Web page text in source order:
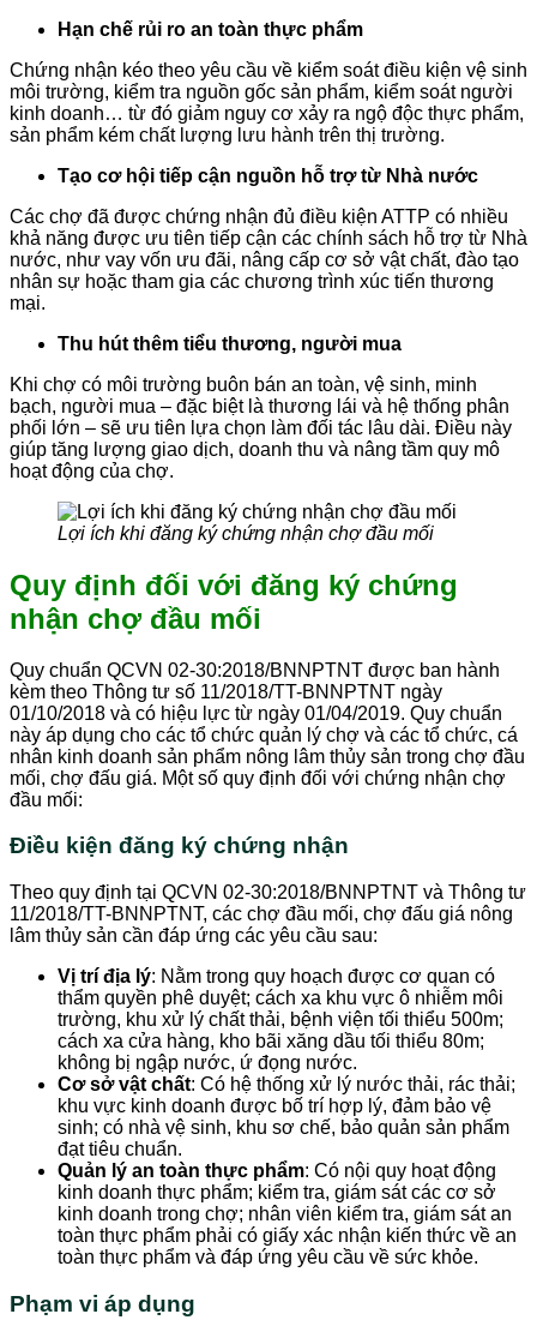
Hạn chế rủi ro an toàn thực phẩm
Chứng nhận kéo theo yêu cầu về kiểm soát điều kiện vệ sinh
môi trường, kiểm tra nguồn gốc sản phẩm, kiểm soát người
kinh doanh… từ đó giảm nguy cơ xảy ra ngộ độc thực phẩm,
sản phẩm kém chất lượng lưu hành trên thị trường.
Tạo cơ hội tiếp cận nguồn hỗ trợ từ Nhà nước
Các chợ đã được chứng nhận đủ điều kiện ATTP có nhiều
khả năng được ưu tiên tiếp cận các chính sách hỗ trợ từ Nhà
nước, như vay vốn ưu đãi, nâng cấp cơ sở vật chất, đào tạo
nhân sự hoặc tham gia các chương trình xúc tiến thương
mại.
Thu hút thêm tiểu thương, người mua
Khi chợ có môi trường buôn bán an toàn, vệ sinh, minh
bạch, người mua – đặc biệt là thương lái và hệ thống phân
phối lớn – sẽ ưu tiên lựa chọn làm đối tác lâu dài. Điều này
giúp tăng lượng giao dịch, doanh thu và nâng tầm quy mô
hoạt động của chợ.
Lợi ích khi đăng ký chứng nhận chợ đầu mối
Quy định đối với đăng ký chứng
nhận chợ đầu mối
Quy chuẩn QCVN 02-30:2018/BNNPTNT được ban hành
kèm theo Thông tư số 11/2018/TT-BNNPTNT ngày
01/10/2018 và có hiệu lực từ ngày 01/04/2019. Quy chuẩn
này áp dụng cho các tổ chức quản lý chợ và các tổ chức, cá
nhân kinh doanh sản phẩm nông lâm thủy sản trong chợ đầu
mối, chợ đấu giá. Một số quy định đối với chứng nhận chợ
đầu mối:
Điều kiện đăng ký chứng nhận
Theo quy định tại QCVN 02-30:2018/BNNPTNT và Thông tư
11/2018/TT-BNNPTNT, các chợ đầu mối, chợ đấu giá nông
lâm thủy sản cần đáp ứng các yêu cầu sau:
Vị trí địa lý: Nằm trong quy hoạch được cơ quan có
thẩm quyền phê duyệt; cách xa khu vực ô nhiễm môi
trường, khu xử lý chất thải, bệnh viện tối thiểu 500m;
cách xa cửa hàng, kho bãi xăng dầu tối thiểu 80m;
không bị ngập nước, ứ đọng nước.
Cơ sở vật chất: Có hệ thống xử lý nước thải, rác thải;
khu vực kinh doanh được bố trí hợp lý, đảm bảo vệ
sinh; có nhà vệ sinh, khu sơ chế, bảo quản sản phẩm
đạt tiêu chuẩn.
Quản lý an toàn thực phẩm: Có nội quy hoạt động
kinh doanh thực phẩm; kiểm tra, giám sát các cơ sở
kinh doanh trong chợ; nhân viên kiểm tra, giám sát an
toàn thực phẩm phải có giấy xác nhận kiến thức về an
toàn thực phẩm và đáp ứng yêu cầu về sức khỏe.
Phạm vi áp dụng